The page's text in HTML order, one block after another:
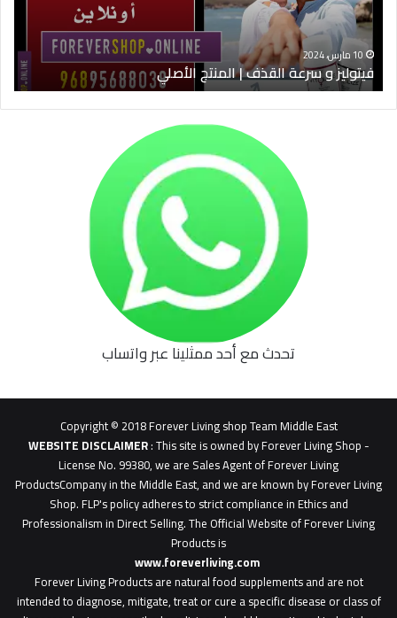
الأصلي
10 مارس، 2024
فيتوليز و سرعة القذف | المنتج الأصلي
تحدث مع أحد ممثلينا عبر واتساب
Copyright © 2018 Forever Living shop Team Middle East
WEBSITE DISCLAIMER: This site is owned by Forever Living Shop -
License No. 99380, we are Sales Agent of Forever Living
ProductsCompany in the Middle East, and we are known by Forever Living
Shop. FLP's policy adheres to strict compliance in Ethics and
Professionalism in Direct Selling. The Official Website of Forever Living
Products is
www.foreverliving.com
Forever Living Products are natural food supplements and are not
intended to diagnose, mitigate, treat or cure a specific disease or class of